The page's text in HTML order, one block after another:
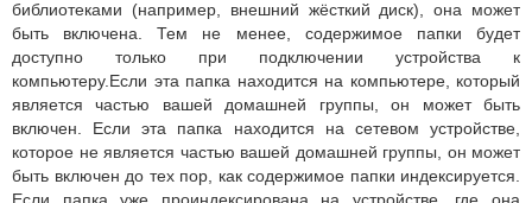
библиотеками (например, внешний жёсткий диск), она может
быть включена.Тем не менее, содержимое папки будет
доступно только при подключении устройства к
компьютеру.Если эта папка находится на компьютере, который
является частью вашей домашней группы, он может быть
включен. Если эта папка находится на сетевом устройстве,
которое не является частью вашей домашней группы, он может
быть включен до тех пор, как содержимое папки индексируется.